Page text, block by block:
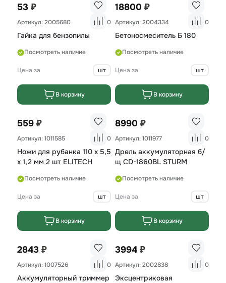
53 ₽
Артикул: 2005680 0
Гайка для бензопилы
Посмотреть наличие
Цена за шт
В корзину
18800 ₽
Артикул: 2004334 0
Бетоносмеситель Б 180
Посмотреть наличие
Цена за шт
В корзину
559 ₽
Артикул: 1011585 0
Ножи для рубанка 110 х 5,5
х 1,2 мм 2 шт ELITECH
Посмотреть наличие
Цена за шт
В корзину
8990 ₽
Артикул: 1011977 0
Дрель аккумуляторная б/
щ CD-1860BL STURM
Посмотреть наличие
Цена за шт
В корзину
2843 ₽
Артикул: 1007526 0
Аккумуляторный триммер
3994 ₽
Артикул: 2002838 0
Эксцентриковая